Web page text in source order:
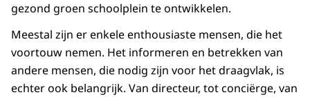
gezond groen schoolplein te ontwikkelen.
Meestal zijn er enkele enthousiaste mensen, die het
voortouw nemen. Het informeren en betrekken van
andere mensen, die nodig zijn voor het draagvlak, is
echter ook belangrijk. Van directeur, tot conciërge, van